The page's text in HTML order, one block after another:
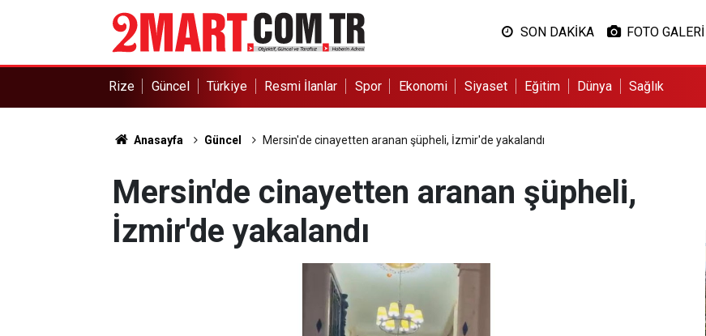
SON DAKİKA FOTO GALERİ
Rize Güncel Türkiye Resmi İlanlar Spor Ekonomi Siyaset Eğitim Dünya Sağlık
Anasayfa Güncel Mersin'de cinayetten aranan şüpheli, İzmir'de yakalandı
Mersin'de cinayetten aranan şüpheli,
İzmir'de yakalandı